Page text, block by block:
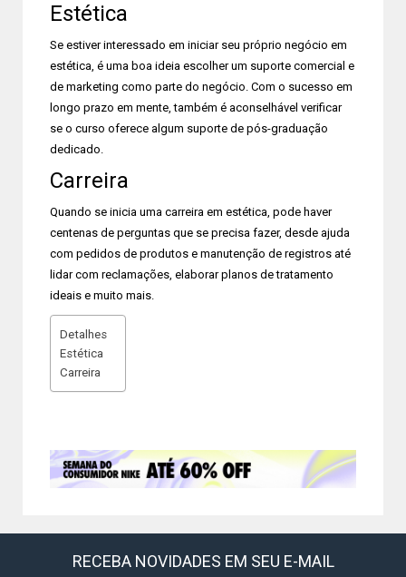
Estética
Se estiver interessado em iniciar seu próprio negócio em
estética, é uma boa ideia escolher um suporte comercial e
de marketing como parte do negócio. Com o sucesso em
longo prazo em mente, também é aconselhável verificar
se o curso oferece algum suporte de pós-graduação
dedicado.
Carreira
Quando se inicia uma carreira em estética, pode haver
centenas de perguntas que se precisa fazer, desde ajuda
com pedidos de produtos e manutenção de registros até
lidar com reclamações, elaborar planos de tratamento
ideais e muito mais.
Detalhes
Estética
Carreira
RECEBA NOVIDADES EM SEU E-MAIL